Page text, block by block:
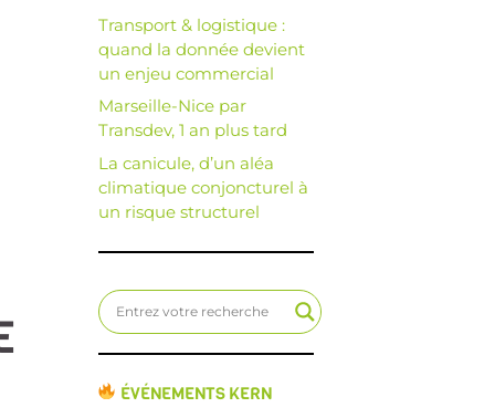
Transport & logistique :
quand la donnée devient
un enjeu commercial
Marseille-Nice par
Transdev, 1 an plus tard
La canicule, d’un aléa
climatique conjoncturel à
un risque structurel
ÉVÉNEMENTS KERN